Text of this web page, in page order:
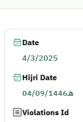
Date
4/3/2025
Hijri Date
04/09/1446هـ
Violations Id